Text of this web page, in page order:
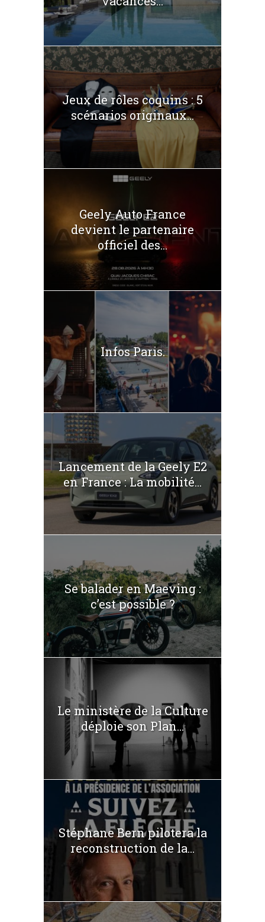
Jeux de rôles coquins : 5
scénarios originaux...
Geely Auto France
devient le partenaire
officiel des...
Infos Paris.
Lancement de la Geely E2
en France : La mobilité...
Se balader en Maeving :
c’est possible ?
Le ministère de la Culture
déploie son Plan...
Stéphane Bern pilotera la
reconstruction de la...